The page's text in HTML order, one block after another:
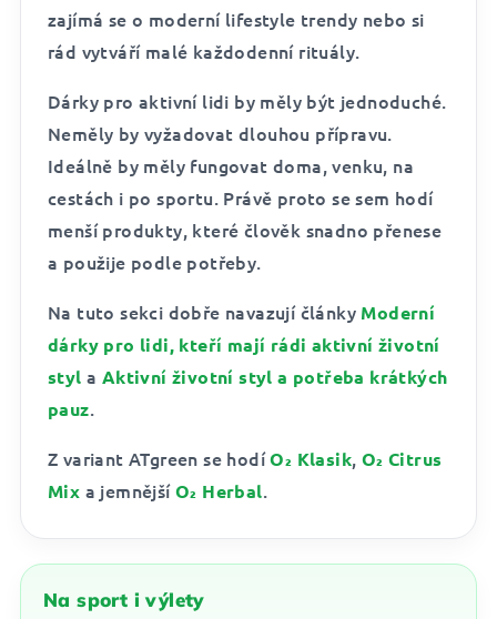
zajímá se o moderní lifestyle trendy nebo si
rád vytváří malé každodenní rituály.
Dárky pro aktivní lidi by měly být jednoduché.
Neměly by vyžadovat dlouhou přípravu.
Ideálně by měly fungovat doma, venku, na
cestách i po sportu. Právě proto se sem hodí
menší produkty, které člověk snadno přenese
a použije podle potřeby.
Na tuto sekci dobře navazují články Moderní
dárky pro lidi, kteří mají rádi aktivní životní
styl a Aktivní životní styl a potřeba krátkých
pauz.
Z variant ATgreen se hodíO₂ Klasik, O₂ Citrus
Mix a jemnějšíO₂ Herbal.
Na sport i výlety